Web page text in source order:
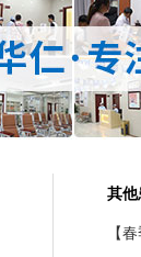
其他
【